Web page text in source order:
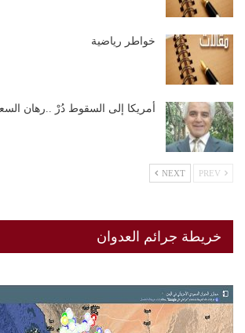
خواطر رياضية
أمريكا إلى السقوط دُرْ ..رهان
NEXT
خريطة جرائم العدوان